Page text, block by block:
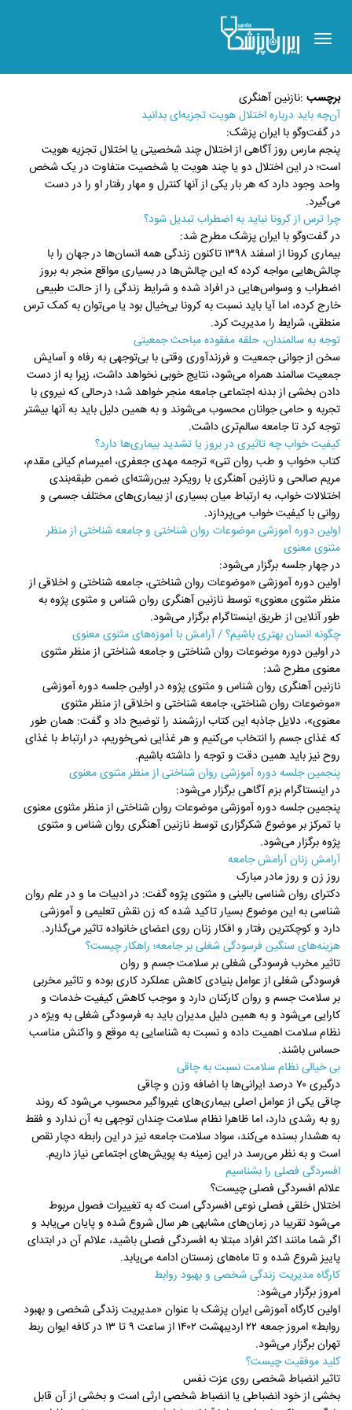
Toggle
navigation
برچسب :نازنین آهنگری
آن‌چه باید درباره اختلال هویت تجزیه‌ای بدانید
در گفت‌وگو با ایران پزشک:
پنجم مارس روز آگاهی از اختلال چند شخصیتی یا اختلال تجزیه هویت
است؛ در این اختلال دو یا چند هویت یا شخصیت متفاوت در یک شخص
واحد وجود دارد که هر بار یکی از آنها کنترل و مهار رفتار او را در دست
می‌گیرد.
چرا ترس از کرونا نباید به اضطراب تبدیل شود؟
در گفت‌وگو با ایران پزشک مطرح شد:
بیماری کرونا از اسفند ۱۳۹۸ تاکنون زندگی همه انسان‌ها در جهان را با
چالش‌هایی مواجه کرده که این چالش‌ها در بسیاری مواقع منجر به بروز
اضطراب و وسواس‌هایی در افراد شده و شرایط زندگی را از حالت طبیعی
خارج کرده، اما آیا باید نسبت به کرونا بی‌خیال بود یا می‌توان به کمک ترس
منطقی، شرایط را مدیریت کرد.
توجه به سالمندان، حلقه مفقوده مباحث جمعیتی
سخن از جوانی جمعیت و فرزندآوری وقتی با بی‌توجهی به رفاه و آسایش
جمعیت سالمند همراه می‌شود، نتایج خوبی نخواهد داشت، زیرا به از دست
دادن بخشی از بدنه اجتماعی جامعه منجر خواهد شد؛ درحالی که نیروی با
تجربه و حامی جوانان محسوب می‌شوند و به همین دلیل باید به آنها بیشتر
توجه کرد تا جامعه سالم‌تری داشت.
کیفیت خواب چه تاثیری در بروز یا تشدید بیماری‌ها دارد؟
کتاب «خواب و طب روان‌ تنی» ترجمه مهدی جعفری، امیرسام کیانی مقدم،
مریم صالحی و نازنین آهنگری با رویکرد بین‌رشته‌ای ضمن طبقه‌بندی
اختلالات خواب، به ارتباط میان بسیاری از بیماری‌های مختلف جسمی و
روانی با کیفیت خواب می‌پردازد.
اولین دوره آموزشی موضوعات روان شناختی و جامعه شناختی از منظر
مثنوی معنوی
در چهار جلسه برگزار می‌شود:
اولین دوره آموزشی «موضوعات روان شناختی، جامعه شناختی و اخلاقی از
منظر مثنوی معنوی» توسط نازنین آهنگری روان شناس و مثنوی پژوه به
طور آنلاین از طریق اینستاگرام برگزار می‌شود.
چگونه انسان بهتری باشیم؟ / آرامش با آموزه‌های مثنوی معنوی
در اولین دوره موضوعات روان شناختی و جامعه شناختی از منظر مثنوی
معنوی مطرح شد:
نازنین آهنگری روان شناس و مثنوی پژوه در اولین جلسه دوره آموزشی
«موضوعات روان شناختی، جامعه شناختی و اخلاقی از منظر مثنوی
معنوی»، دلایل جاذبه این کتاب ارزشمند را توضیح داد و گفت: همان طور
که غذای جسم را انتخاب می‌کنیم و هر غذایی نمی‌خوریم، در ارتباط با غذای
روح نیز باید همین دقت و توجه را داشته باشیم.
پنجمین جلسه دوره آموزشی روان شناختی از منظر مثنوی معنوی
در اینستاگرام بزم آگاهی برگزار می‌شود:
پنجمین جلسه دوره آموزشی موضوعات روان شناختی از منظر مثنوی معنوی
با تمرکز بر موضوع شکرگزاری توسط نازنین آهنگری روان شناس و مثنوی
پژوه برگزار می‌شود.
آرامش زنان آرامش جامعه
روز زن و روز مادر مبارک
دکترای روان شناسی بالینی و مثنوی پژوه گفت: در ادبیات ما و در علم روان
شناسی به این موضوع بسیار تاکید شده که زن نقش تعلیمی و آموزشی
دارد و کوچکترین رفتار و افکار زنان روی اعضای خانواده تاثیر می‌گذارد.
هزینه‌های سنگین فرسودگی شغلی بر جامعه؛ راهکار چیست؟
تاثیر مخرب فرسودگی شغلی بر سلامت جسم و روان
فرسودگی شغلی از عوامل بنیادی کاهش عملکرد کاری بوده و تاثیر مخربی
بر سلامت جسم و روان کارکنان دارد و موجب کاهش کیفیت خدمات و
کارایی می‌شود و به همین دلیل مدیران باید به فرسودگی شغلی به ویژه در
نظام سلامت اهمیت داده و نسبت به شناسایی به موقع و واکنش مناسب
حساس باشند.
بی خیالی نظام سلامت نسبت به چاقی
درگیری ۷۰ درصد ایرانی‌ها با اضافه وزن و چاقی
چاقی یکی از عوامل اصلی بیماری‌های غیرواگیر محسوب می‌شود که روند
رو به رشدی دارد، اما ظاهرا نظام سلامت چندان توجهی به آن ندارد و فقط
به هشدار بسنده می‌کند، سواد سلامت جامعه نیز در این رابطه دچار نقص
است و به نظر می‌رسد در این زمینه به پویش‌های اجتماعی نیاز داریم.
افسردگی فصلی را بشناسیم
علائم افسردگی فصلی چیست؟
اختلال خلقی فصلی نوعی افسردگی است که به تغییرات فصول مربوط
می‌شود تقریبا در زمان‌های مشابهی هر سال شروع شده و پایان می‌یابد و
اگر شما مانند اکثر افراد مبتلا به افسردگی فصلی باشید، علائم آن در ابتدای
پاییز شروع شده و تا ماه‌های زمستان ادامه می‌یابد.
کارگاه مدیریت زندگی شخصی و بهبود روابط
امروز برگزار می‌شود:
اولین کارگاه آموزشی ایران پزشک با عنوان «مدیریت زندگی شخصی و بهبود
روابط» امروز جمعه ۲۲ اردیبهشت ۱۴۰۲ از ساعت ۹ تا ۱۳ در کافه ایوان ربط
تهران برگزار می‌شود.
کلید موفقیت چیست؟
تاثیر انضباط شخصی روی عزت نفس
بخشی از خود انضباطی یا انضباط شخصی ارثی است و بخشی از آن قابل